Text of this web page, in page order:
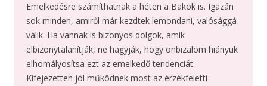
Emelkedésre számíthatnak a héten a Bakok is. Igazán
sok minden, amiről már kezdtek lemondani, valósággá
válik. Ha vannak is bizonyos dolgok, amik
elbizonytalanítják, ne hagyják, hogy önbizalom hiányuk
elhomályosítsa ezt az emelkedő tendenciát.
Kifejezetten jól működnek most az érzékfeletti